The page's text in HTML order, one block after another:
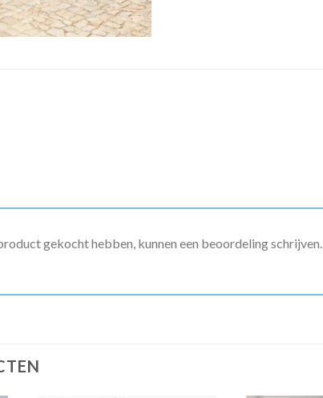
gekocht hebben, kunnen een beoordeling schrijven.